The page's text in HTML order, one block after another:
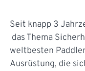
Seit knapp 3
das Thema
weltbesten
Ausrüstung, die